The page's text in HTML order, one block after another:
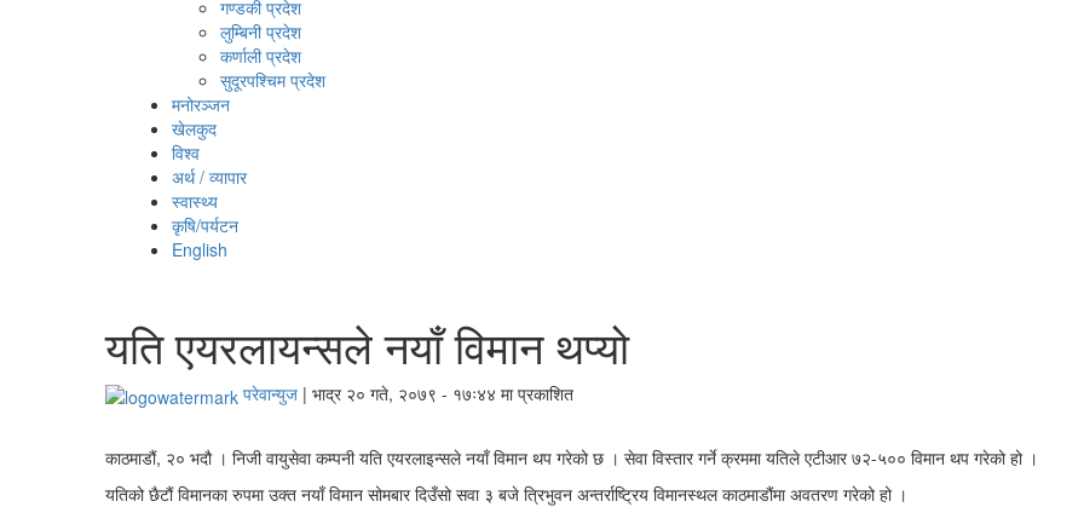
गण्डकी प्रदेश
लुम्बिनी प्रदेश
कर्णाली प्रदेश
सुदूरपश्‍चिम प्रदेश
मनोरञ्‍जन
खेलकुद
विश्‍व
अर्थ / व्यापार
स्वास्थ्य
कृषि/पर्यटन
English
यति एयरलायन्सले नयाँ विमान थप्यो
परेवान्युज | भाद्र २० गते, २०७९ - १७ः४४ मा प्रकाशित
काठमाडौं, २० भदौ । निजी वायुसेवा कम्पनी यति एयरलाइन्सले नयाँ विमान थप गरेको छ । सेवा विस्तार गर्ने क्रममा यतिले एटीआर ७२-५०० विमान थप गरेको हो ।
यतिको छैटौं विमानका रुपमा उक्त नयाँ विमान सोमबार दिउँसो सवा ३ बजे त्रिभुवन अन्तर्राष्ट्रिय विमानस्थल काठमाडौंमा अवतरण गरेको हो ।